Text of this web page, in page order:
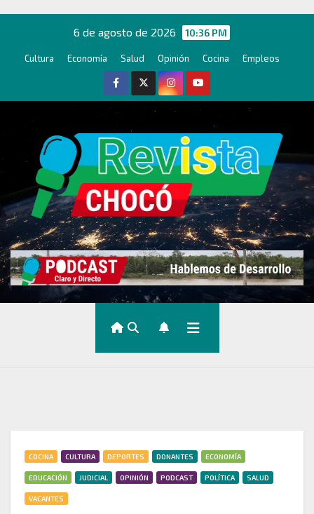
contenido
6 de agosto de 2026 10:36 PM
Cultura Economía Salud Opinión Cocina Empleos
COCINA CULTURA DEPORTES DONANTES ECONOMÍA
EDUCACIÓN JUDICIAL OPINIÓN PODCAST POLÍTICA SALUD
VACANTES